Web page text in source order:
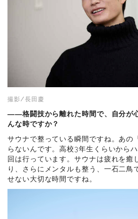
撮影/長田慶
――格闘技から離れた時間で、自分が
んな時ですか？
サウナで整っている瞬間ですね。あの
らないんです。高校3年生くらいから
回は行っています。サウナは疲れを癒
り、さらにメンタルも整う、一石二鳥
せない大切な時間ですね。